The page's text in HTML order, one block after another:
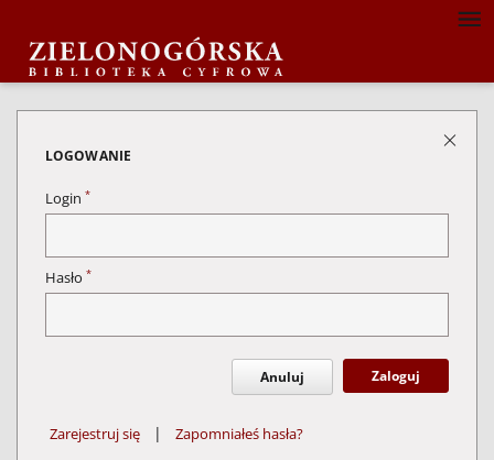
LOGOWANIE
Login *
Hasło *
Anuluj Zaloguj
Zarejestruj się | Zapomniałeś hasła?